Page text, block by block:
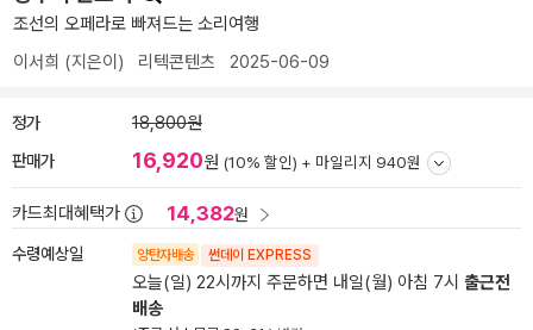
조선의 오페라로 빠져드는 소리여행
이서희 (지은이) 리텍콘텐츠 2025-06-09
정가 18,800원
판매가 16,920원 (10% 할인) + 마일리지 940원
카드최대혜택가 14,382원
수령예상일 양탄자배송 썬데이 EXPRESS
오늘(일) 22시까지 주문하면 내일(월) 아침 7시 출근전
배송